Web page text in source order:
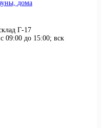
Г-17
09:00 до 15:00; вск